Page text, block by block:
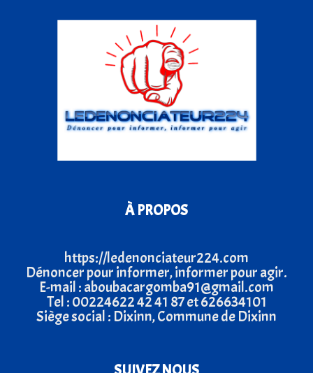
À PROPOS
https://ledenonciateur224.com
Dénoncer pour informer, informer pour agir.
E-mail : aboubacargomba91@gmail.com
Tel : 00224622 42 41 87 et 626634101
Siège social : Dixinn, Commune de Dixinn